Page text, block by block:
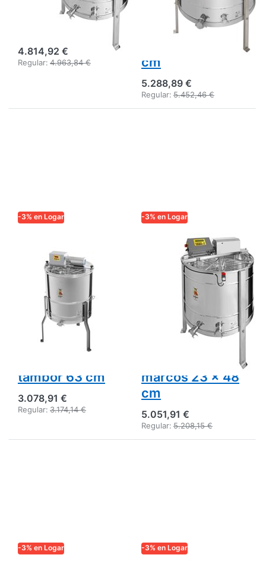
electrónico-S
4.814,92 €
Regular: 4.963,84 €
W, totalmente
electrónico,
cm
5.288,89 €
Regular: 5.452,46 €
-3% en Logar
Logar 8 cuadros
- centrífuga con
volteo
automático,
doble
compartimento,
totalmente
tambor 63 cm
3.078,91 €
Regular: 3.174,14 €
-3% en Logar
LOGAR TRADE
Centrífuga Logar
de 8 marcos con
automático,
depósito 82 cm,
motor 250 W,
marcos 23 x 48
cm
5.051,91 €
Regular: 5.208,15 €
-3% en Logar -3% en Logar